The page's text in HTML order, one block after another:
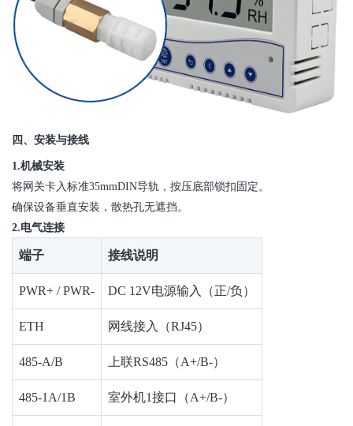
四、安装与接线
1.机械安装
将网关卡入标准35mmDIN导轨，按压底部锁扣固定。
确保设备垂直安装， 散热孔无遮挡 。
2.电气连接
端子 接线说明
PWR+ / PWR- DC 12V电源输入（正/负）
ETH 网线接入（RJ45）
485-A/B 上联RS485（A+/B-）
485-1A/1B 室外机1接口（A+/B-）